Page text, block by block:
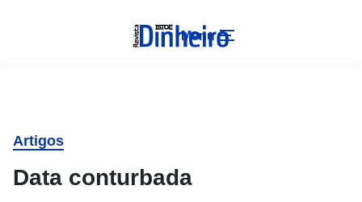
Menu
Artigos
Data conturbada